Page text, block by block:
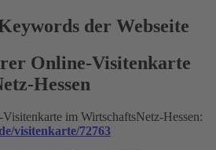
der Webseite
Online-Visitenkarte
Hessen
im WirtschaftsNetz-Hessen:
visitenkarte/72763